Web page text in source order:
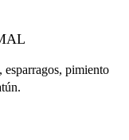
esparragos, pimiento